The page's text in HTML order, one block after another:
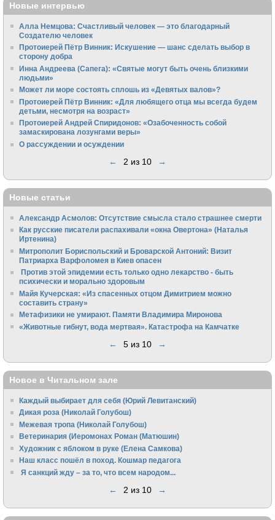
Новые интервью
Алла Немцова: Счастливый человек — это благодарный
Создателю человек
Протоиерей Пётр Винник: Искушение — шанс сделать выбор в
сторону добра
Инна Андреева (Сапега): «Святые могут быть очень близкими
людьми»
Может ли море состоять сплошь из «Девятых валов»?
Протоиерей Пётр Винник: «Для любящего отца мы всегда будем
детьми, несмотря на возраст»
Протоиерей Андрей Спиридонов: «Озабоченность собой
замаскирована лозунгами веры»
О рассуждении и осуждении
← 2 из 10 →
Новые статьи
Александр Асмолов: Отсутствие смысла стало страшнее смерти
Как русские писатели распахивали «окна Овертона» (Наталья
Иртенина)
Митрополит Бориспольский и Броварской Антоний: Визит
Патриарха Варфоломея в Киев опасен
Против этой эпидемии есть только одно лекарство - быть
психически и морально здоровым
Майя Кучерская: «Из спасенных отцом Димитрием можно
составить страну»
Метафизики не умирают. Памяти Владимира Миронова
«Животные гибнут, вода мертвая». Катастрофа на Камчатке
← 5 из 10 →
Новое в Читальном зале
Каждый выбирает для себя (Юрий Левитанский)
Дикая роза (Николай Голубош)
Межевая тропа (Николай Голубош)
Ветеринария (Иеромонах Роман (Матюшин)
Художник с яблоком в руке (Елена Самкова)
Наш класс пошёл в поход. Кошмар педагога
Я санкций жду – за то, что всем народом...
← 2 из 10 →